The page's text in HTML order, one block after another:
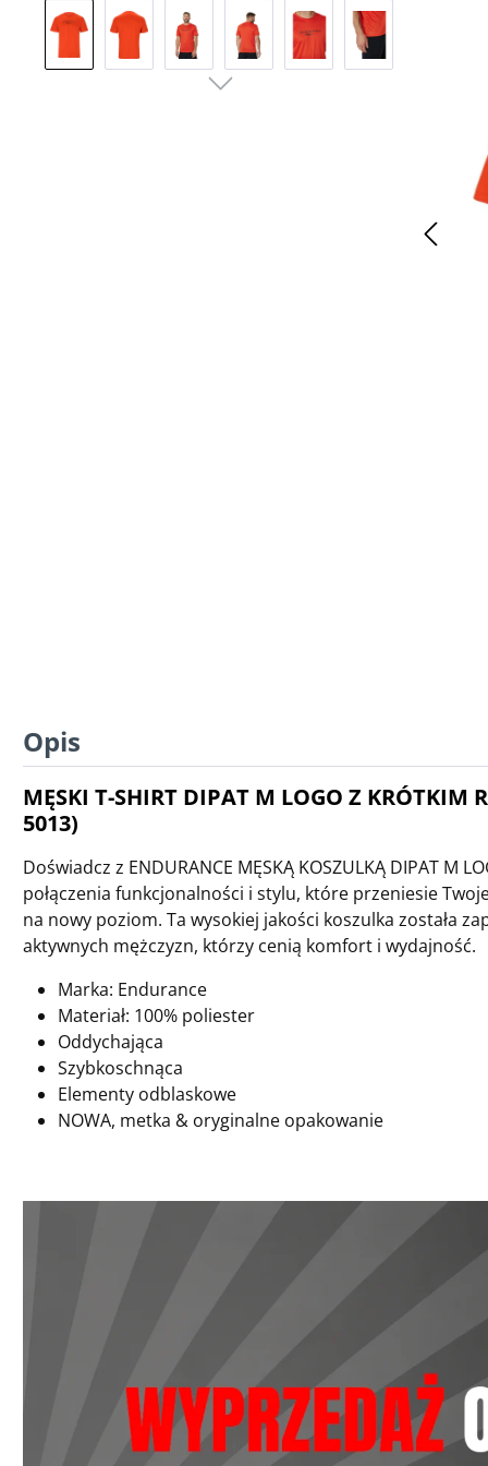
Pomiń galerię zdjęć
Opis
MĘSKI T-SHIRT DIPAT M LOGO Z KRÓTKIM
5013)
Doświadcz z ENDURANCE MĘSKĄ KOSZULKĄ DIPAT M
połączenia funkcjonalności i stylu, które przeniesie
na nowy poziom. Ta wysokiej jakości koszulka została
aktywnych mężczyzn, którzy cenią komfort i wydajność.
Marka: Endurance
Materiał: 100% poliester
Oddychająca
Szybkoschnąca
Elementy odblaskowe
NOWA, metka & oryginalne opakowanie